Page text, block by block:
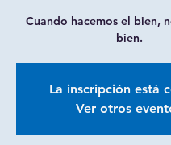
Cuando hacemos el bien,
bien.
La inscripción está
Ver otros